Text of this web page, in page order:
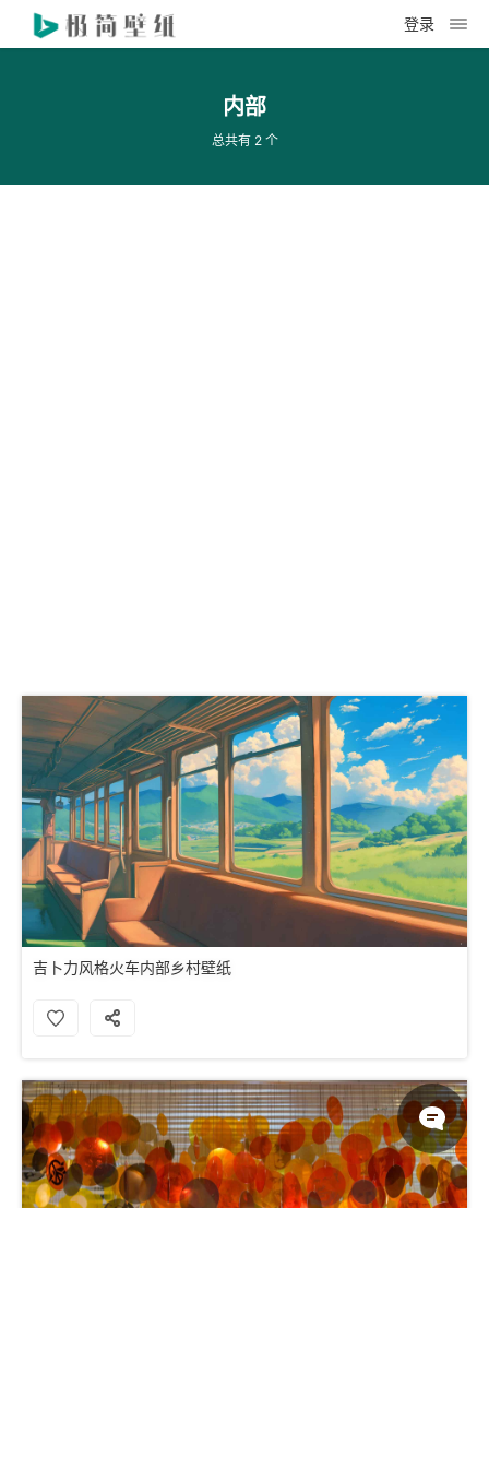
登录
内部
总共有 2 个
吉卜力风格火车内部乡村壁纸